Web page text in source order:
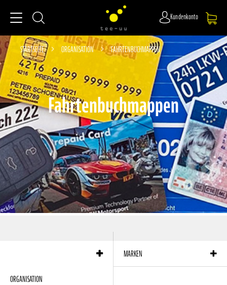
Kundenkonto
STARTSEITE ORGANISATION FAHRTENBUCHMAPPEN
Fahrtenbuchmappen
ORGANISATION
MARKEN